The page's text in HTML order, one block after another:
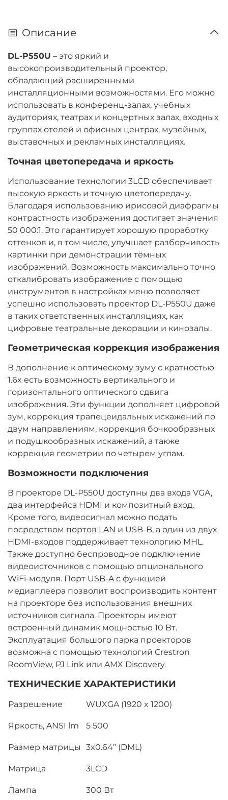
Описание
DL-P550U – это яркий и
высокопроизводительный проектор,
обладающий расширенными
инсталляционными возможностями. Его можно
использовать в конференц-залах, учебных
аудиториях, театрах и концертных залах, входных
группах отелей и офисных центрах, музейных,
выставочных и рекламных инсталляциях.
Точная цветопередача и яркость
Использование технологии 3LCD обеспечивает
высокую яркость и точную цветопередачу.
Благодаря использованию ирисовой диафрагмы
контрастность изображения достигает значения
50 000:1. Это гарантирует хорошую проработку
оттенков и, в том числе, улучшает разборчивость
картинки при демонстрации тёмных
изображений. Возможность максимально точно
откалибровать изображение с помощью
инструментов в настройках меню позволяет
успешно использовать проектор DL-P550U даже
в таких ответственных инсталляциях, как
цифровые театральные декорации и кинозалы.
Геометрическая коррекция изображения
В дополнение к оптическому зуму с кратностью
1.6x есть возможность вертикального и
горизонтального оптического сдвига
изображения. Эти функции дополняет цифровой
зум, коррекция трапецеидальных искажений по
двум направлениям, коррекция бочкообразных
и подушкообразных искажений, а также
коррекция геометрии по четырем углам.
Возможности подключения
В проекторе DL-P550U доступны два входа VGA,
два интерфейса HDMI и композитный вход.
Кроме того, видеосигнал можно подать
посредством портов LAN и USB-B, а один из двух
HDMI-входов поддерживает технологию MHL.
Также доступно беспроводное подключение
видеоисточников с помощью опционального
WiFi-модуля. Порт USB-A с функцией
медиаплеера позволит воспроизводить контент
на проекторе без использования внешних
источников сигнала. Проекторы имеют
встроенный динамик мощностью 10 Вт.
Эксплуатация большого парка проекторов
возможна с помощью технологий Crestron
RoomView, PJ Link или AMX Discovery.
ТЕХНИЧЕСКИЕ ХАРАКТЕРИСТИКИ
Разрешение WUXGA (1920 x 1200)
Яркость, ANSI lm 5 500
Размер матрицы 3x0.64” (DML)
Матрица 3LCD
Лампа 300 Вт